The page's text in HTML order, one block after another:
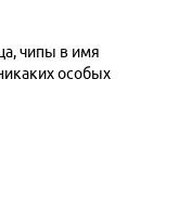
чипы в имя
особых